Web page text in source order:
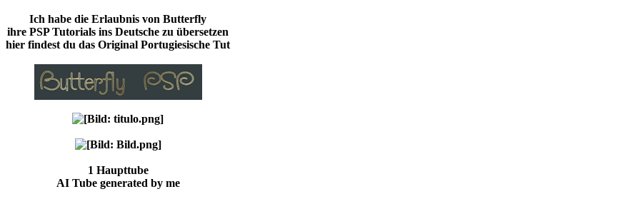
Ich habe die Erlaubnis von Butterfly
ihre PSP Tutorials ins Deutsche zu übersetzen
hier findest du das Original Portugiesische Tut
1 Haupttube
AI Tube generated by me